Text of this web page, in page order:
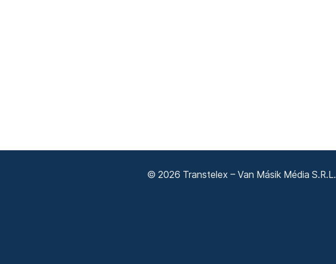
© 2026 Transtelex – Van Másik Média S.R.L.